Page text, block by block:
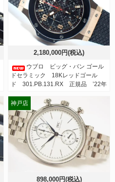
2,180,000円(税込)
ウブロ ビッグ・バン ゴール
ドセラミック 18Kレッドゴール
ド 301.PB.131.RX 正規品 ’22年
898,000円(税込)
神戸店